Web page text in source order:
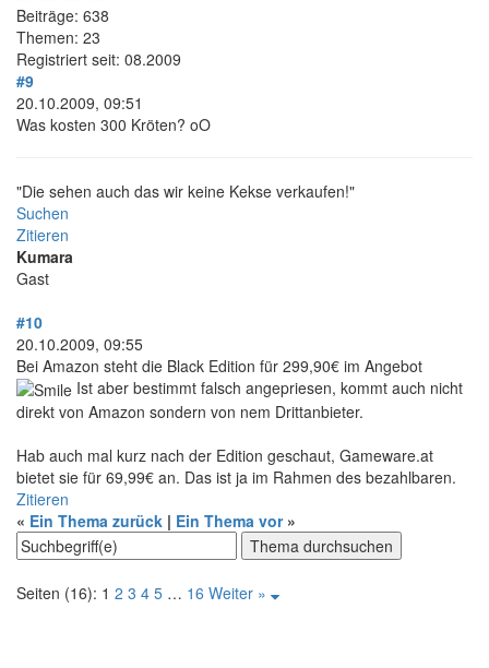
Beiträge: 638
Themen: 23
Registriert seit: 08.2009
#9
20.10.2009, 09:51
Was kosten 300 Kröten? oO
"Die sehen auch das wir keine Kekse verkaufen!"
Suchen
Zitieren
Kumara
Gast
#10
20.10.2009, 09:55
Bei Amazon steht die Black Edition für 299,90€ im Angebot
Ist aber bestimmt falsch angepriesen, kommt auch nicht
direkt von Amazon sondern von nem Drittanbieter.
Hab auch mal kurz nach der Edition geschaut, Gameware.at
bietet sie für 69,99€ an. Das ist ja im Rahmen des bezahlbaren.
Zitieren
« Ein Thema zurück | Ein Thema vor»
Seiten (16): 1 2 3 4 5 … 16 Weiter »